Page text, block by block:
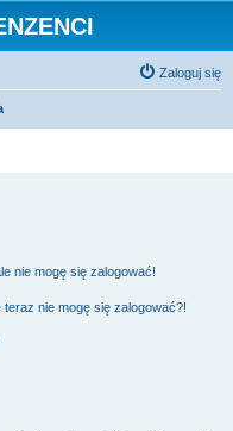
Zaloguj się
nie mogę się zalogować!
nie mogę się zalogować?!